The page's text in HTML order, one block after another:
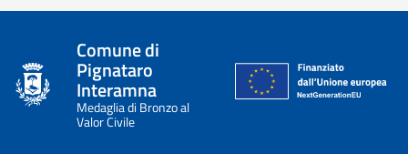
Comune di
Pignataro
Interamna
Medaglia di Bronzo al
Valor Civile